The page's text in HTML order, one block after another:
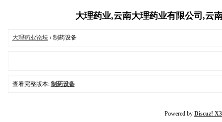
大理药业,云南大理药业有限公司,云
大理药业论坛› 制药设备
查看完整版本: 制药设备
Powered by Discuz!